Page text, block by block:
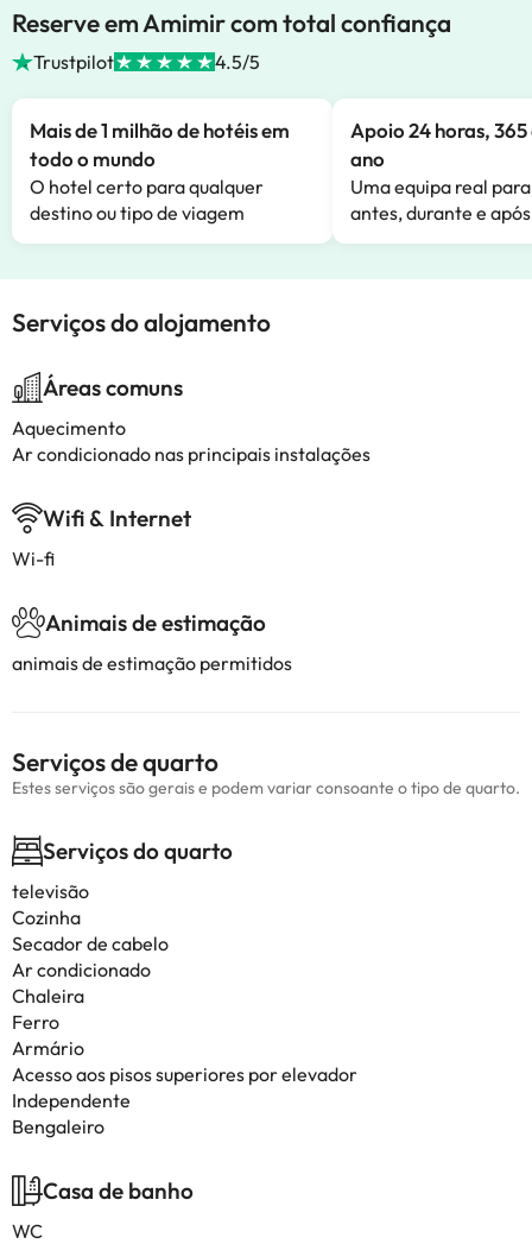
Reserve em Amimir com total confiança
Trustpilot 4.5/5
Mais de 1 milhão de hotéis em
todo o mundo
O hotel certo para qualquer
destino ou tipo de viagem
Apoio 24 horas,
ano
Uma equipa real
antes, durante e
Serviços do alojamento
Áreas comuns
Aquecimento
Ar condicionado nas principais instalações
Wifi & Internet
Wi-fi
Animais de estimação
animais de estimação permitidos
Serviços de quarto
Estes serviços são gerais e podem variar consoante o tipo de quarto.
Serviços do quarto
televisão
Cozinha
Secador de cabelo
Ar condicionado
Chaleira
Ferro
Armário
Acesso aos pisos superiores por elevador
Independente
Bengaleiro
Casa de banho
WC